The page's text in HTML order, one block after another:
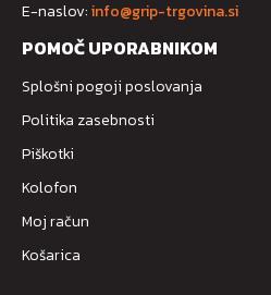
E-naslov:info@grip-trgovina.si
POMOČ UPORABNIKOM
Splošni pogoji poslovanja
Politika zasebnosti
Piškotki
Kolofon
Moj račun
Košarica